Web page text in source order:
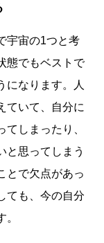
宇宙の1つと考
態でもベストで
になります。人
ていて、自分に
しまったり、
と思ってしまう
とで欠点があっ
ても、今の自分